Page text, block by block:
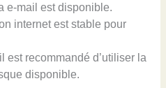
e-mail est disponible.
internet est stable pour
est recommandé d’utiliser la
disponible.